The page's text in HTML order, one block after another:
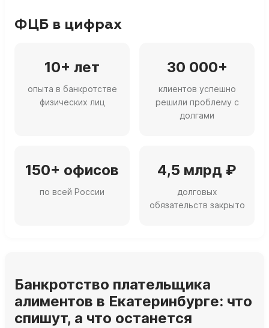
ФЦБ в цифрах
10+ лет
опыта в банкротстве
физических лиц
30 000+
клиентов успешно
решили проблему с
долгами
150+ офисов
по всей России
4,5 млрд ₽
долговых
обязательств закрыто
Банкротство плательщика
алиментов в Екатеринбурге: что
спишут, а что останется